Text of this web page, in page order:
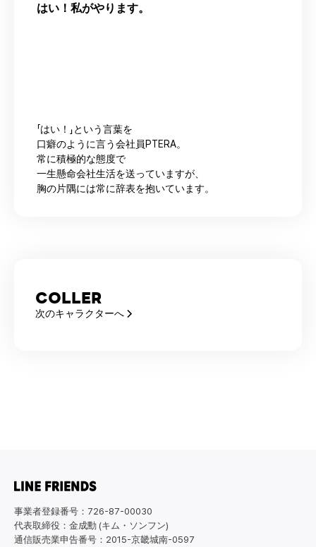
はい！私がやります。
「はい！」という言葉を
口癖のように言う会社員PTERA。
常に積極的な態度で
一生懸命会社生活を送っていますが、
胸の片隅には常に辞表を抱いています。
COLLER
次のキャラクターへ
事業者登録番号：726-87-00030
代表取締役：金成勳 (キム・ソンフン)
通信販売業申告番号：2015-京畿城南-0597